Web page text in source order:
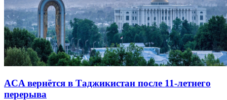
ACA вернётся в Таджикистан после 11-летнего
перерыва